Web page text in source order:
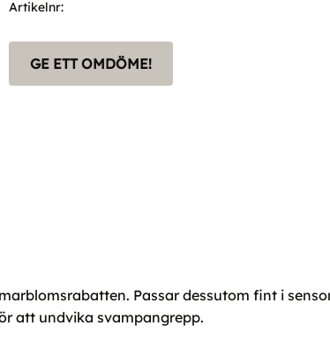
Artikelnr
GE ETT OMDÖME!
Passar dessutom fint i
att undvika svampangrepp.